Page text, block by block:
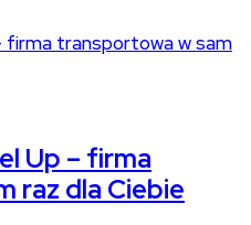
Up – firma
raz dla Ciebie